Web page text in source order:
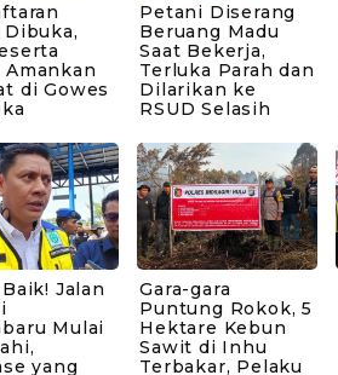
Amankan
di Gowes
Petani Diserang
Beruang Madu
Saat Bekerja,
Terluka Parah dan
Dilarikan ke
RSUD Selasih
Jalan
Mulai
yang
Gara-gara
Puntung Rokok, 5
Hektare Kebun
Sawit di Inhu
Terbakar, Pelaku